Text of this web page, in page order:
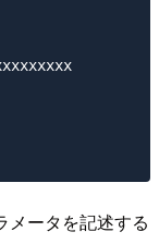
メータを記述する